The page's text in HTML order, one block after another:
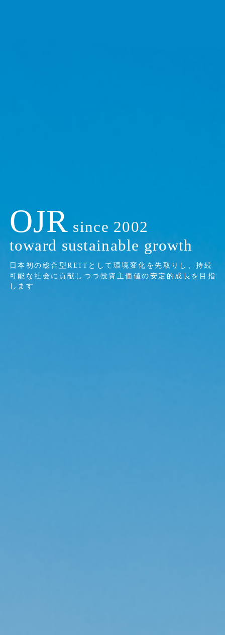
OJR since 2002
toward sustainable growth
日本初の総合型REITとして環境変化を先取りし、持続
可能な社会に貢献しつつ 投資主価値の安定的成長を目指
します